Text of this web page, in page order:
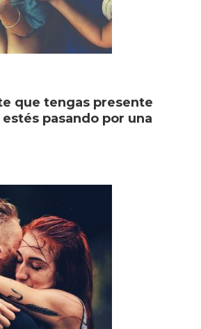
que tengas presente
pasando por una